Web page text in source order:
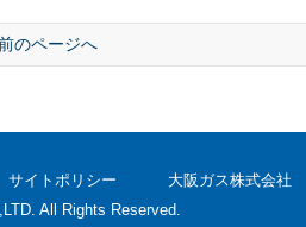
のページへ
サイトポリシー
大阪ガス株式会社
All Rights Reserved.